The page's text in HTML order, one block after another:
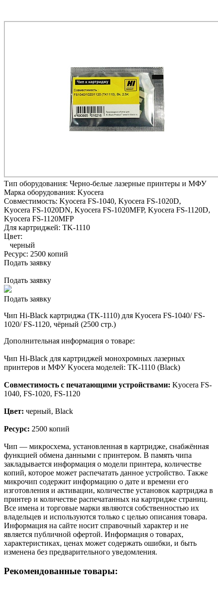
Тип оборудования: Черно-белые лазерные принтеры и МФУ
Марка оборудования: Kyocera
Совместимость: Kyocera FS-1040, Kyocera FS-1020D,
Kyocera FS-1020DN, Kyocera FS-1020MFP, Kyocera FS-1120D,
Kyocera FS-1120MFP
Для картриджей: TK-1110
Цвет:
черный
Ресурс: 2500 копий
Подать заявку
Подать заявку
Подать заявку
Чип Hi-Black картриджа (TK-1110) для Kyocera FS-1040/ FS-
1020/ FS-1120, чёрный (2500 стр.)
Дополнительная информация о товаре:
Чип Hi-Black для картриджей монохромных лазерных
принтеров и МФУ Kyocera моделей: TK-1110 (Black)
Совместимость с печатающими устройствами: Kyocera FS-
1040, FS-1020, FS-1120
Цвет: черный, Black
Ресурс: 2500 копий
Чип — микросхема, установленная в картридже, снабжённая
функцией обмена данными с принтером. В память чипа
закладывается информация о модели принтера, количестве
копий, которое может распечатать данное устройство. Также
микрочип содержит информацию о дате и времени его
изготовления и активации, количестве установок картриджа в
принтер и количестве распечатанных на картридже страниц.
Все имена и торговые марки являются собственностью их
владельцев и используются только с целью описания товара.
Информация на сайте носит справочный характер и не
является публичной офертой. Информация о товарах,
характеристиках, ценах может содержать ошибки, и быть
изменена без предварительного уведомления.
Рекомендованные товары: